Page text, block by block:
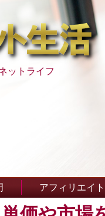
ットライフ
アフィリエイト